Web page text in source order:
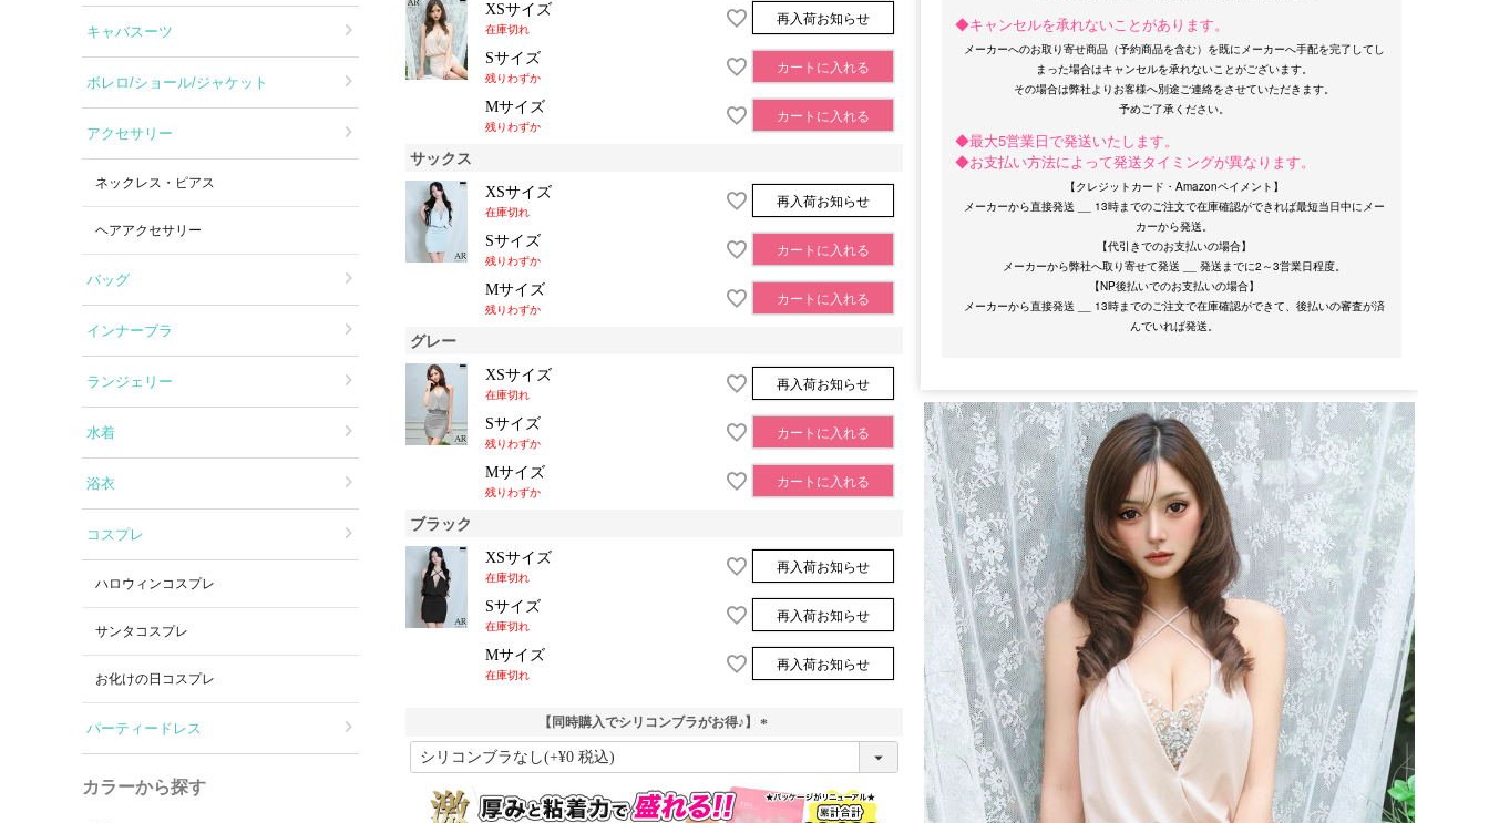
キャバスーツ
ボレロ/ショール/ジャケット
アクセサリー
ネックレス・ピアス
ヘアアクセサリー
バッグ
インナーブラ
ランジェリー
水着
浴衣
コスプレ
ハロウィンコスプレ
サンタコスプレ
お化けの日コスプレ
パーティードレス
カラーから探す
XSサイズ
在庫切れ
再入荷お知らせ
Sサイズ
残りわずか
カートに入れる
Mサイズ
残りわずか
カートに入れる
サックス
XSサイズ
在庫切れ
再入荷お知らせ
Sサイズ
残りわずか
カートに入れる
Mサイズ
残りわずか
カートに入れる
グレー
XSサイズ
在庫切れ
再入荷お知らせ
Sサイズ
残りわずか
カートに入れる
Mサイズ
残りわずか
カートに入れる
ブラック
XSサイズ
在庫切れ
再入荷お知らせ
Sサイズ
在庫切れ
再入荷お知らせ
Mサイズ
在庫切れ
再入荷お知らせ
【同時購入でシリコンブラがお得♪】
(
須
◆キャンセルを承れないことがあります。
メーカーへのお取り寄せ商品（予約商品を含む）を既にメーカーへ手配を完了してし
まった場合はキャンセルを承れないことがございます。
その場合は弊社よりお客様へ別途ご連絡をさせていただきます。
◆最大5営業日で発送いたします。
◆お支払い方法によって発送タイミングが異なります。
【クレジットカード・Amazonペイメント】
メーカーから直接発送 __ 13時までのご注文で在庫確認ができれば最短当日中にメー
カーから発送。
【代引きでのお支払いの場合】
メーカーから弊社へ取り寄せて発送 __ 発送までに2～3営業日程度。
【NP後払いでのお支払いの場合】
メーカーから直接発送 __ 13時までのご注文で在庫確認ができて、後払いの審査が済